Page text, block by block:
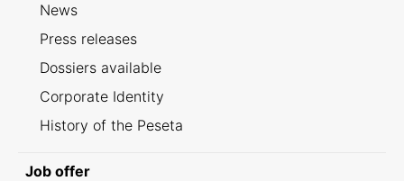
News
Press releases
Dossiers available
Corporate Identity
History of the Peseta
Job offer